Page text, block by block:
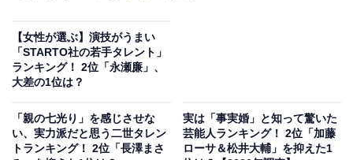
ミュージカル『奇跡を呼ぶ男』でも主演を務めるなど、
目覚ましい活躍を見せています。
イメージよりも高身長だった「30代男性俳
優」ランキング！ 「竹内涼真」「三浦翔平」
を抑えた1位は？
【女性が選ぶ】演技がうまい
「STARTO社の若手タレント」
ランキング！ 2位「永瀬廉」、
大差の1位は？
「親の七光り」を感じさせな
い、実力派だと思う二世タレン
トランキング！ 2位「長澤まさ
実は「事実婚」と知って驚いた
芸能人ランキング！ 2位「加藤
ローサ＆松井大輔」を抑えた1